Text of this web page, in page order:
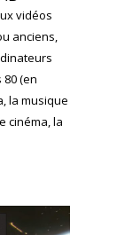
vidéos
anciens,
(en
la musique
cinéma, la